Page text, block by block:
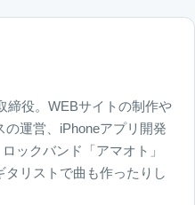
締役。WEBサイトの制作や
の運営、iPhoneアプリ開発
ックバンド「アマオト」
タリストで曲も作ったりし